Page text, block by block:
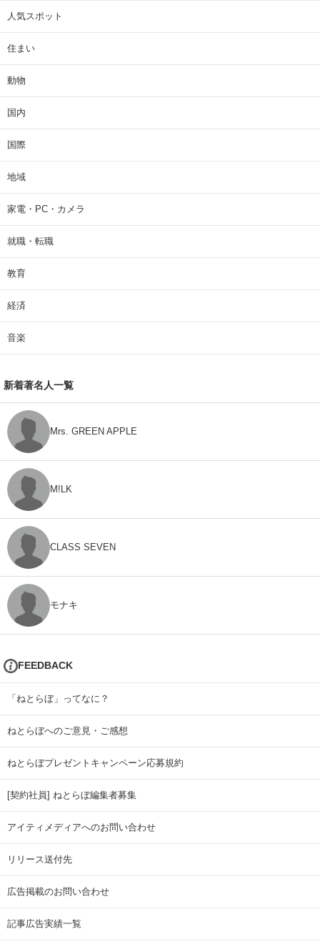
人気スポット
住まい
動物
国内
国際
地域
家電・PC・カメラ
就職・転職
教育
経済
音楽
新着著名人一覧
Mrs. GREEN APPLE
M!LK
CLASS SEVEN
モナキ
FEEDBACK
「ねとらぼ」ってなに？
ねとらぼへのご意見・ご感想
ねとらぼプレゼントキャンペーン応募規約
[契約社員] ねとらぼ編集者募集
アイティメディアへのお問い合わせ
リリース送付先
広告掲載のお問い合わせ
記事広告実績一覧